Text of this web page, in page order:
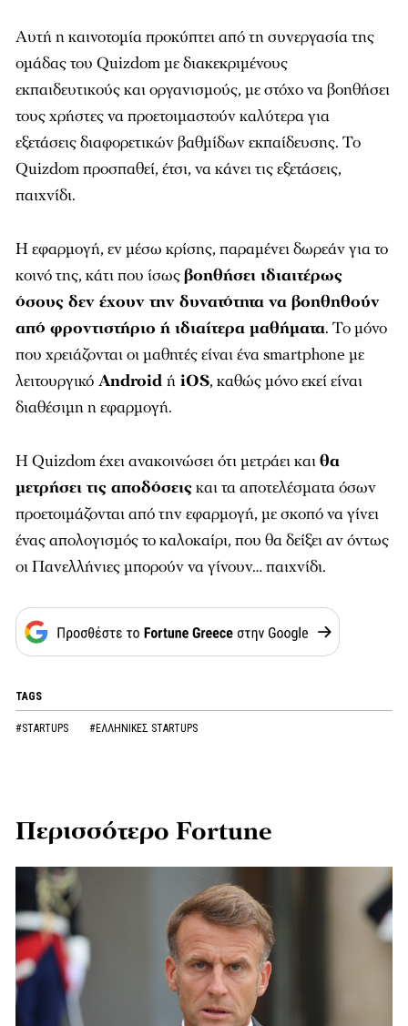
Αυτή η καινοτομία προκύπτει από τη συνεργασία της
ομάδας του Quizdom με διακεκριμένους
εκπαιδευτικούς και οργανισμούς, με στόχο να βοηθήσει
τους χρήστες να προετοιμαστούν καλύτερα για
εξετάσεις διαφορετικών βαθμίδων εκπαίδευσης. Το
Quizdom προσπαθεί, έτσι, να κάνει τις εξετάσεις,
παιχνίδι.
Η εφαρμογή, εν μέσω κρίσης, παραμένει δωρεάν για το
κοινό της, κάτι που ίσωςβοηθήσει ιδιαιτέρως
όσους δεν έχουν την δυνατότητα να βοηθηθούν
από φροντιστήριο ή ιδιαίτερα μαθήματα. Το μόνο
που χρειάζονται οι μαθητές είναι ένα smartphone με
λειτουργικό Android ή iOS, καθώς μόνο εκεί είναι
διαθέσιμη η εφαρμογή.
H Quizdom έχει ανακοινώσει ότι μετράει καιθα
μετρήσει τις αποδόσειςκαι τα αποτελέσματα όσων
προετοιμάζονται από την εφαρμογή, με σκοπό να γίνει
ένας απολογισμός το καλοκαίρι, που θα δείξει αν όντως
οι Πανελλήνιες μπορούν να γίνουν… παιχνίδι.
TAGS
#STARTUPS #ΕΛΛΗΝΙΚΕΣ STARTUPS
Περισσότερο Fortune